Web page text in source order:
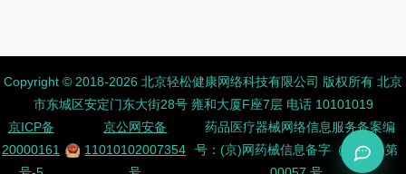
Copyright ©️ 2018-2026 北京轻松健康网络科技有限公司 版权所有 北京
市东城区安定门东大街28号 雍和大厦F座7层 电话 10101019
京ICP备
20000161
京公网安备
11010102007354
药品医疗器械网络信息服务备案编
号：(京)网药械信息备字（2026）第